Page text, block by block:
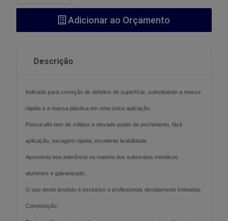
Adicionar ao Orçamento
Descrição
Indicado para correção de defeitos de superfície, substituindo a massa
rápida e a massa plástica em uma única aplicação.
Possui alto teor de sólidos e elevado poder de enchimento, fácil
aplicação, secagem rápida, excelente lixabilidade.
Apresenta boa aderência na maioria dos substratos metálicos
alumínios e galvanizado.
O uso deste produto é exclusivo a profissionais devidamente treinados.
Composição: